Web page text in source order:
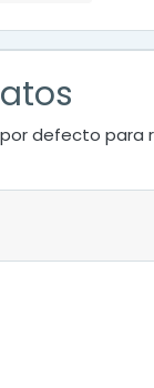
defecto